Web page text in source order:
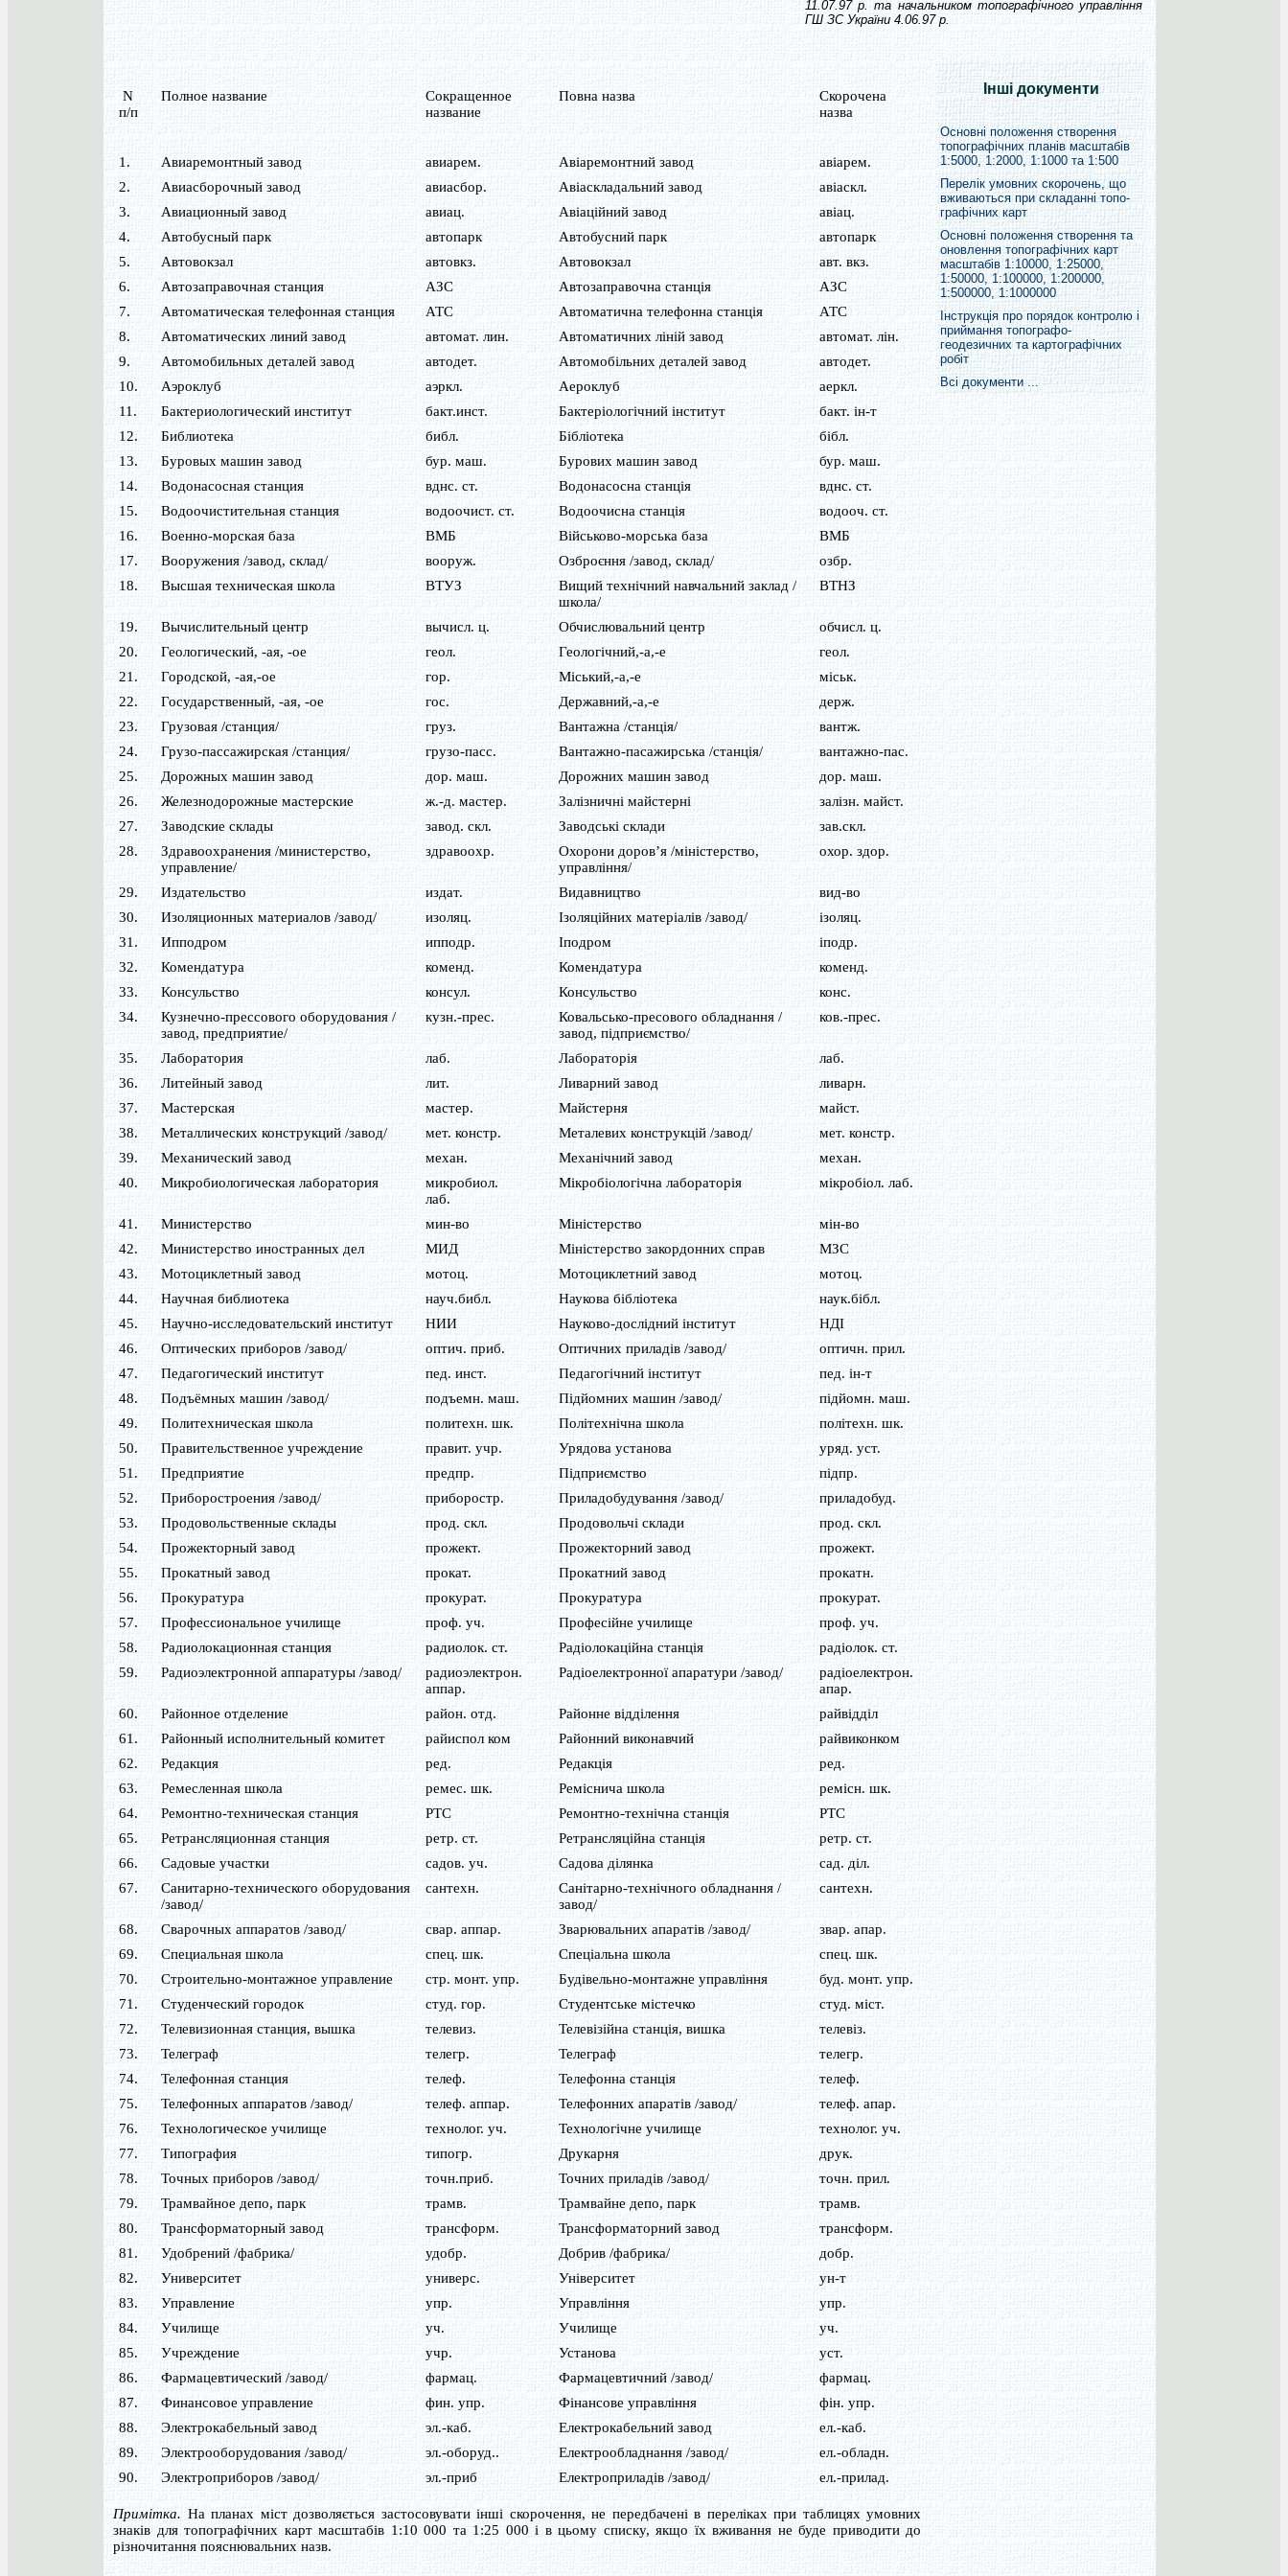
11.07.97 р. та начальником топографічного управління
ГШ ЗС України 4.06.97 р.
N
п/п
Полное название
Сокращенное
название
Повна назва
Скорочена
назва
1. Авиаремонтный завод авиарем. Авіаремонтний завод
авіарем.
2.
Авиасборочный завод авиасбор. Авіаскладальний завод
авіаскл.
3.
Авиационный завод авиац. Авіаційний завод
авіац.
4.
Автобусный парк автопарк Автобусний парк
автопарк
5.
Автовокзал автовкз. Автовокзал
авт. вкз.
6.
Автозаправочная станция АЗС Автозаправочна станція
АЗС
7.
Автоматическая телефонная станция АТС Автоматична телефонна станція
АТС
8.
Автоматических линий завод автомат. лин. Автоматичних ліній завод
автомат. лін.
9.
Автомобильных деталей завод автодет. Автомобільних деталей завод
автодет.
10.
Аэроклуб аэркл. Аероклуб
аеркл.
11.
Бактериологический институт бакт.инст. Бактеріологічний інститут
бакт. ін-т
12.
Библиотека библ. Бібліотека
бібл.
13.
Буровых машин завод бур. маш. Бурових машин завод
бур. маш.
14.
Водонасосная станция вднс. ст. Водонасосна станція
вднс. ст.
15.
Водоочистительная станция водоочист. ст. Водоочисна станція
водооч. ст.
16.
Военно-морская база ВМБ Військово-морська база
ВМБ
17.
Вооружения /завод, склад/ вооруж. Озброєння /завод, склад/
озбр.
18.
Высшая техническая школа ВТУЗ
Вищий технічний навчальний заклад /
школа/
ВТНЗ
19. Вычислительный центр вычисл. ц. Обчислювальний центр
обчисл. ц.
20.
Геологический, -ая, -ое геол. Геологічний,-а,-е
геол.
21.
Городской, -ая,-ое гор. Міський,-а,-е
міськ.
22.
Государственный, -ая, -ое гос. Державний,-а,-е
держ.
23.
Грузовая /станция/ груз. Вантажна /станція/
вантж.
24.
Грузо-пассажирская /станция/ грузо-пасс. Вантажно-пасажирська /станція/
вантажно-пас.
25.
Дорожных машин завод дор. маш. Дорожних машин завод
дор. маш.
26.
Железнодорожные мастерские ж.-д. мастер. Залізничні майстерні
залізн. майст.
27.
Заводские склады завод. скл. Заводські склади
зав.скл.
28.
Здравоохранения /министерство,
управление/
здравоохр.
Охорони доров’я /міністерство,
управління/
охор. здор.
29. Издательство издат. Видавництво
вид-во
30.
Изоляционных материалов /завод/ изоляц. Ізоляційних матеріалів /завод/
ізоляц.
31.
Ипподром ипподр. Іподром
іподр.
32.
Комендатура коменд. Комендатура
коменд.
33.
Консульство консул. Консульство
конс.
34.
Кузнечно-прессового оборудования /
завод, предприятие/
кузн.-прес.
Ковальсько-пресового обладнання /
завод, підприємство/
ков.-прес.
35. Лаборатория лаб. Лабораторія
лаб.
36.
Литейный завод лит. Ливарний завод
ливарн.
37.
Мастерская мастер. Майстерня
майст.
38.
Металлических конструкций /завод/ мет. констр. Металевих конструкцій /завод/
мет. констр.
39.
Механический завод механ. Механічний завод
механ.
40.
Микробиологическая лаборатория
микробиол.
лаб.
Мікробіологічна лабораторія мікробіол. лаб.
41. Министерство мин-во Міністерство
мін-во
42.
Министерство иностранных дел МИД Міністерство закордонних справ
МЗС
43.
Мотоциклетный завод мотоц. Мотоциклетний завод
мотоц.
44.
Научная библиотека науч.библ. Наукова бібліотека
наук.бібл.
45.
Научно-исследовательский институт НИИ Науково-дослідний інститут
НДІ
46.
Оптических приборов /завод/ оптич. приб. Оптичних приладів /завод/
оптичн. прил.
47.
Педагогический институт пед. инст. Педагогічний інститут
пед. ін-т
48.
Подъёмных машин /завод/ подъемн. маш. Підйомних машин /завод/
підйомн. маш.
49.
Политехническая школа политехн. шк. Політехнічна школа
політехн. шк.
50.
Правительственное учреждение правит. учр. Урядова установа
уряд. уст.
51.
Предприятие предпр. Підприємство
підпр.
52.
Приборостроения /завод/ приборостр. Приладобудування /завод/
приладобуд.
53.
Продовольственные склады прод. скл. Продовольчі склади
прод. скл.
54.
Прожекторный завод прожект. Прожекторний завод
прожект.
55.
Прокатный завод прокат. Прокатний завод
прокатн.
56.
Прокуратура прокурат. Прокуратура
прокурат.
57.
Профессиональное училище проф. уч. Професійне училище
проф. уч.
58.
Радиолокационная станция радиолок. ст. Радіолокаційна станція
радіолок. ст.
59.
Радиоэлектронной аппаратуры /завод/
радиоэлектрон.
аппар.
Радіоелектронної апаратури /завод/
радіоелектрон.
апар.
60.
Районное отделение район. отд. Районне відділення
райвідділ
61.
Районный исполнительный комитет райиспол ком Районний виконавчий
райвиконком
62.
Редакция ред. Редакція
ред.
63.
Ремесленная школа ремес. шк. Реміснича школа
ремісн. шк.
64.
Ремонтно-техническая станция РТС Ремонтно-технічна станція
РТС
65.
Ретрансляционная станция ретр. ст. Ретрансляційна станція
ретр. ст.
66.
Садовые участки садов. уч. Садова ділянка
сад. діл.
67.
Санитарно-технического оборудования
/завод/
сантехн.
Санітарно-технічного обладнання /
завод/
сантехн.
68. Сварочных аппаратов /завод/ свар. аппар. Зварювальних апаратів /завод/
звар. апар.
69.
Специальная школа спец. шк. Спеціальна школа
спец. шк.
70.
Строительно-монтажное управление стр. монт. упр. Будівельно-монтажне управління
буд. монт. упр.
71.
Студенческий городок студ. гор. Студентське містечко
студ. міст.
72.
Телевизионная станция, вышка телевиз. Телевізійна станція, вишка
телевіз.
73.
Телеграф телегр. Телеграф
телегр.
74.
Телефонная станция телеф. Телефонна станція
телеф.
75.
Телефонных аппаратов /завод/ телеф. аппар. Телефонних апаратів /завод/
телеф. апар.
76.
Технологическое училище технолог. уч. Технологічне училище
технолог. уч.
77.
Типография типогр. Друкарня
друк.
78.
Точных приборов /завод/ точн.приб. Точних приладів /завод/
точн. прил.
79.
Трамвайное депо, парк трамв. Трамвайне депо, парк
трамв.
80.
Трансформаторный завод трансформ. Трансформаторний завод
трансформ.
81.
Удобрений /фабрика/ удобр. Добрив /фабрика/
добр.
82.
Университет универс. Університет
ун-т
83.
Управление упр. Управління
упр.
84.
Училище уч. Училище
уч.
85.
Учреждение учр. Установа
уст.
86.
Фармацевтический /завод/ фармац. Фармацевтичний /завод/
фармац.
87.
Финансовое управление фин. упр. Фінансове управління
фін. упр.
88.
Электрокабельный завод эл.-каб. Електрокабельний завод
ел.-каб.
89.
Электрооборудования /завод/ эл.-оборуд.. Електрообладнання /завод/
ел.-обладн.
90.
Электроприборов /завод/ эл.-приб Електроприладів /завод/ ел.-прилад.
Примітка. На планах міст дозволяється застосовувати інші скорочення, не передбачені в переліках при таблицях умовних
знаків для топографічних карт масштабів 1:10 000 та 1:25 000 і в цьому списку, якщо їх вживання не буде приводити до
різночитання пояснювальних назв.
Інші документи
Основні положення створення
топографічних планів масштабів
1:5000, 1:2000, 1:1000 та 1:500
Перелік умовних скорочень, що
вживаються при складанні топо-
графічних карт
Основні положення створення та
оновлення топографічних карт
масштабів 1:10000, 1:25000,
1:50000, 1:100000, 1:200000,
1:500000, 1:1000000
Інструкція про порядок контролю і
приймання топографо-
геодезичних та картографічних
робіт
Всі документи ...